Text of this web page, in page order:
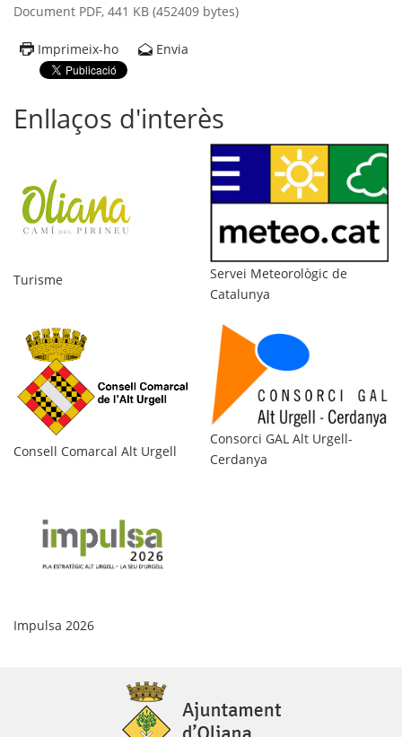
Document PDF, 441 KB (452409 bytes)
Imprimeix-ho Envia
Enllaços d'interès
Turisme
Servei Meteorològic de
Catalunya
Consell Comarcal Alt Urgell
Consorci GAL Alt Urgell-
Cerdanya
Impulsa 2026